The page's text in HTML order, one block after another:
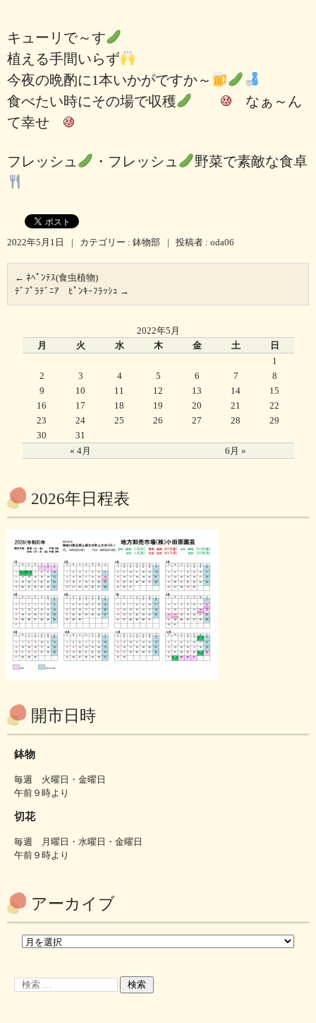
キューリで～す
植える手間いらず
今夜の晩酌に1本いかがですか～
食べたい時にその場で収穫
なぁ～ん
て幸せ
フレッシュ ・フレッシュ 野菜で素敵な食卓
2022年5月1日 | カテゴリー : 鉢物部 | 投稿者 : oda06
← ﾈﾍﾟﾝﾃｽ(食虫植物)
ﾃﾞﾌﾟﾗﾃﾞﾆｱ ﾋﾟﾝｷｰﾌﾗｯｼｭ →
2022年5月
月
火 水 木 金 土 日
« 4月 6月 »
1
2
3 4 5 6 7
8
9
10 11 12 13 14
15
16
17 18 19 20 21
22
23
24 25 26 27 28
29
30
31
2026年日程表
開市日時
鉢物
毎週 火曜日・金曜日
午前９時より
切花
毎週 月曜日・水曜日・金曜日
午前９時より
アーカイブ